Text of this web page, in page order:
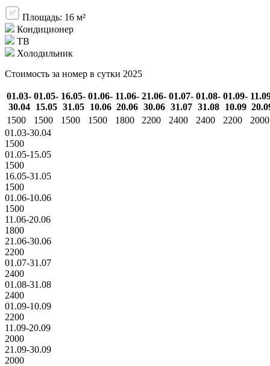
Площадь: 16 м²
Кондиционер
ТВ
Холодильник
Стоимость за номер в сутки 2025
01.03-
30.04
01.05-
15.05
16.05-
31.05
01.06-
10.06
11.06-
20.06
21.06-
30.06
01.07-
31.07
01.08-
31.08
01.09-
10.09
1500
1500 1500 1500 1800 2200 2400 2400 2200
2000
01.03-30.04
1500
01.05-15.05
1500
16.05-31.05
1500
01.06-10.06
1500
11.06-20.06
1800
21.06-30.06
2200
01.07-31.07
2400
01.08-31.08
2400
01.09-10.09
2200
11.09-20.09
2000
21.09-30.09
2000